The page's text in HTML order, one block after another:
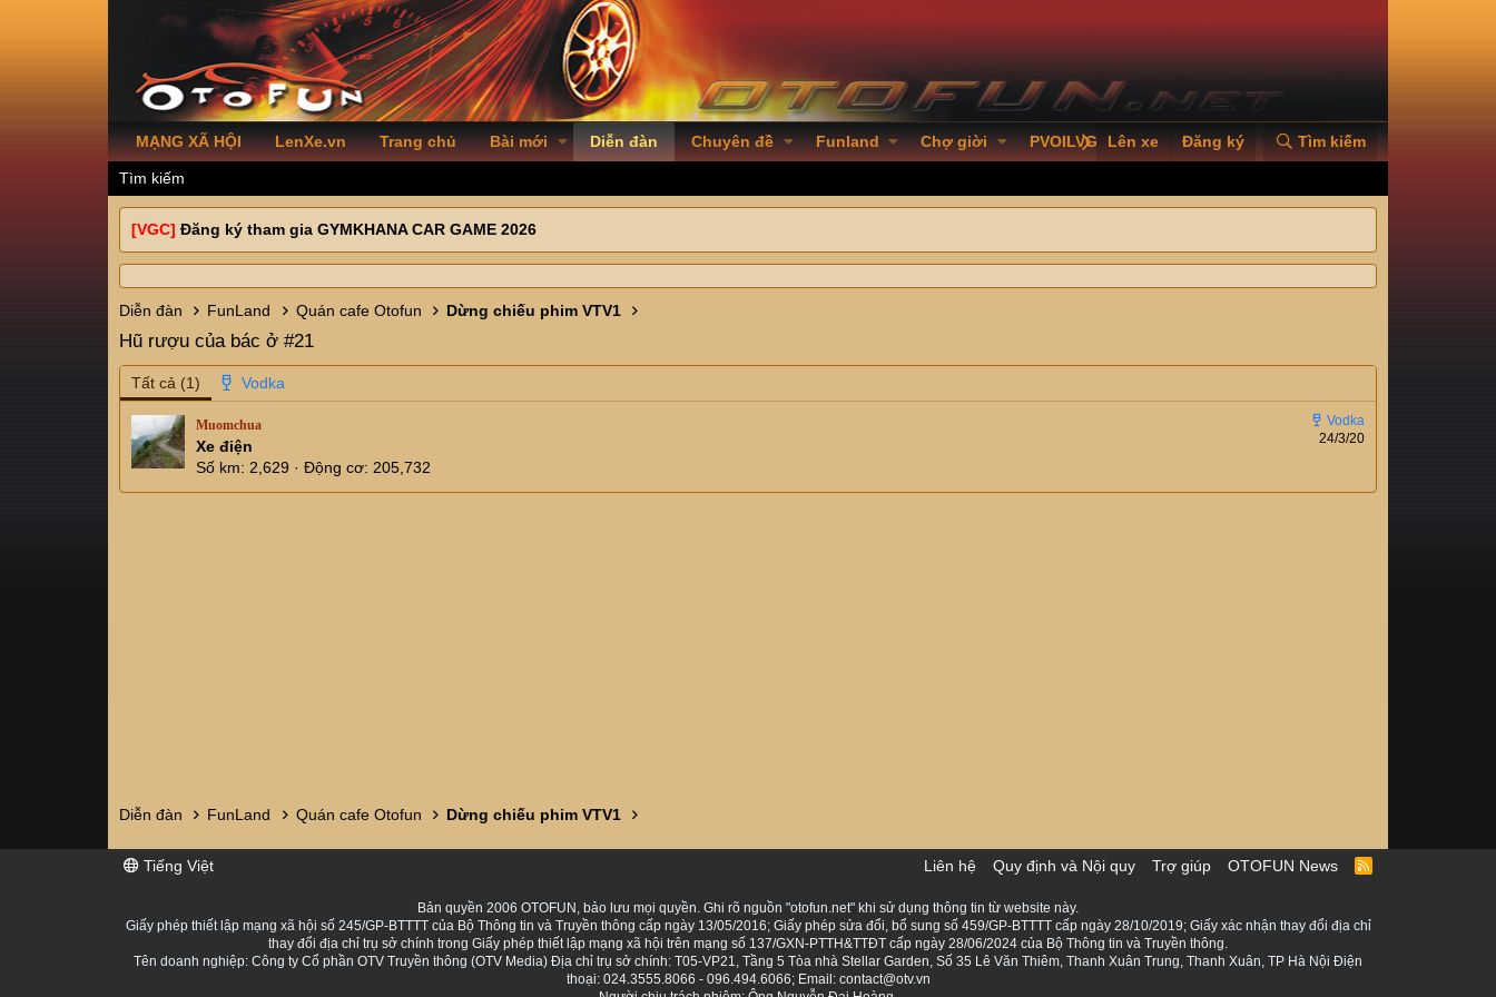
MẠNG XÃ HỘI LenXe.vn Trang chủ Bài mới Diễn đàn Chuyên đề Funland Chợ giời PVOILVGC2026
Lên xe Đăng ký Tìm kiếm
Tìm kiếm
[VGC] Đăng ký tham gia GYMKHANA CAR GAME 2026
Diễn đàn FunLand Quán cafe Otofun Dừng chiếu phim VTV1
Hũ rượu của bác ở #21
Tất cả (1)
24/3/20
Muomchua
Xe điện
Số km 2,629 Động cơ 205,732
Diễn đàn FunLand Quán cafe Otofun Dừng chiếu phim VTV1
Tiếng Việt Liên hệ Quy định và Nội quy Trợ giúp OTOFUN News
R
Bản quyền 2006 OTOFUN, bảo lưu mọi quyền. Ghi rõ nguồn "otofun.net" khi sử dụng thông tin từ website này.
Giấy phép thiết lập mạng xã hội số 245/GP-BTTTT của Bộ Thông tin và Truyền thông cấp ngày 13/05/2016; Giấy phép sửa đổi, bổ sung số 459/GP-BTTTT cấp ngày 28/10/2019; Giấy xác nhận thay đổi địa chỉ
thay đổi địa chỉ trụ sở chính trong Giấy phép thiết lập mạng xã hội trên mạng số 137/GXN-PTTH&TTĐT cấp ngày 28/06/2024 của Bộ Thông tin và Truyền thông.
Tên doanh nghiệp: Công ty Cổ phần OTV Truyền thông (OTV Media) Địa chỉ trụ sở chính: T05-VP21, Tầng 5 Tòa nhà Stellar Garden, Số 35 Lê Văn Thiêm, Thanh Xuân Trung, Thanh Xuân, TP Hà Nội Điện
thoại: 024.3555.8066 - 096.494.6066; Email: contact@otv.vn